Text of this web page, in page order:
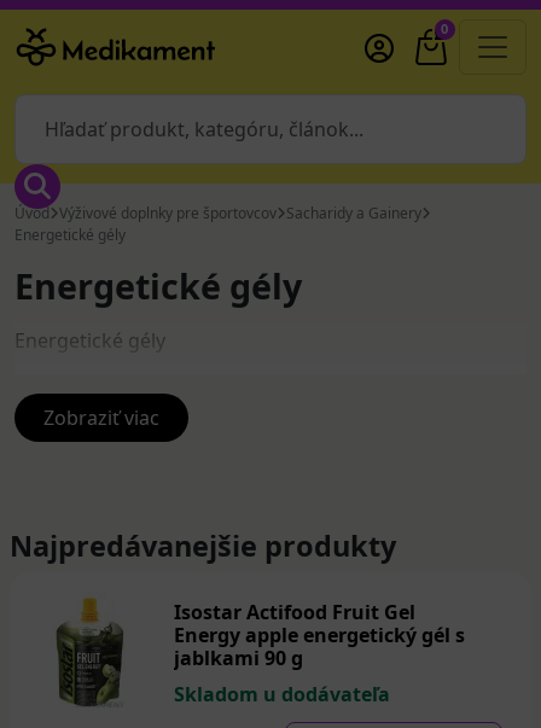
0
Úvod Výživové doplnky pre športovcov Sacharidy a Gainery
Energetické gély
Energetické gély
Energetické gély
Zobraziť viac
Najpredávanejšie produkty
Isostar Actifood Fruit Gel
Energy apple energetický gél s
jablkami 90 g
Skladom u dodávateľa